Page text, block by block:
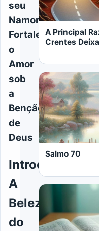
seu
Namorado:
Fortalecendo
o
Amor
sob
a
Benção
de
Deus
Introdução:
A
Beleza
do
A Principal
Crentes
LER MAIS
Salmo 70